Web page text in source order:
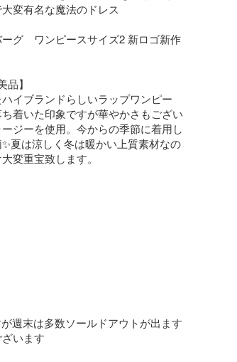
変有名な魔法のドレス
グ　ワンピースサイズ2 新ロゴ新作
】
イブランドらしいラップワンピー
着いた印象ですが華やかさもござい
ジーを使用。今からの季節に着用し
夏は涼しく冬は暖かい上質素材なの
変重宝致します。
週末は多数ソールドアウトが出ます
います